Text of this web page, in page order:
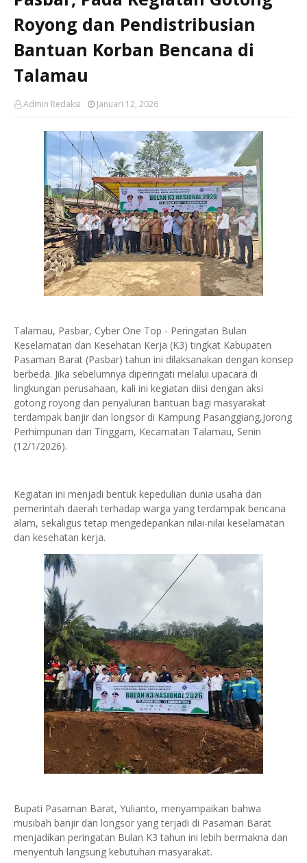
Royong dan Pendistribusian
Bantuan Korban Bencana di
Talamau
Admin Redaksi Januari 12, 2026
Talamau, Pasbar, Cyber One Top - Peringatan Bulan
Keselamatan dan Kesehatan Kerja (K3) tingkat Kabupaten
Pasaman Barat (Pasbar) tahun ini dilaksanakan dengan konsep
berbeda. Jika sebelumnya diperingati melalui upacara di
lingkungan perusahaan, kali ini kegiatan diisi dengan aksi
gotong royong dan penyaluran bantuan bagi masyarakat
terdampak banjir dan longsor di Kampung Pasanggiang,Jorong
Perhimpunan dan Tinggam, Kecamatan Talamau, Senin
(12/1/2026).
Kegiatan ini menjadi bentuk kepedulian dunia usaha dan
pemerintah daerah terhadap warga yang terdampak bencana
alam, sekaligus tetap mengedepankan nilai-nilai keselamatan
dan kesehatan kerja.
Bupati Pasaman Barat, Yulianto, menyampaikan bahwa
musibah banjir dan longsor yang terjadi di Pasaman Barat
menjadikan peringatan Bulan K3 tahun ini lebih bermakna dan
menyentuh langsung kebutuhan masyarakat.